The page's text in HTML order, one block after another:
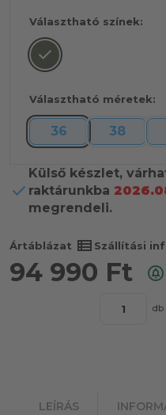
Választható színek:
Választható méretek:
36 38
Külső készlet,
raktárunkba
megrendeli.
Ártáblázat view_list Szállítási
94 990 Ft
db
LEÍRÁS